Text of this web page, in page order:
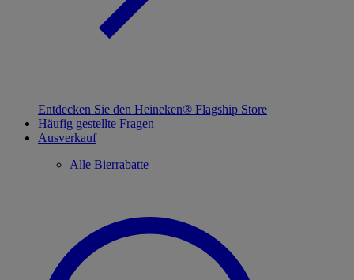
Entdecken Sie den Heineken® Flagship Store
Häufig gestellte Fragen
Ausverkauf
Alle Bierrabatte